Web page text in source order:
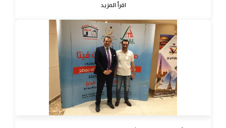
اقرأ المزيد